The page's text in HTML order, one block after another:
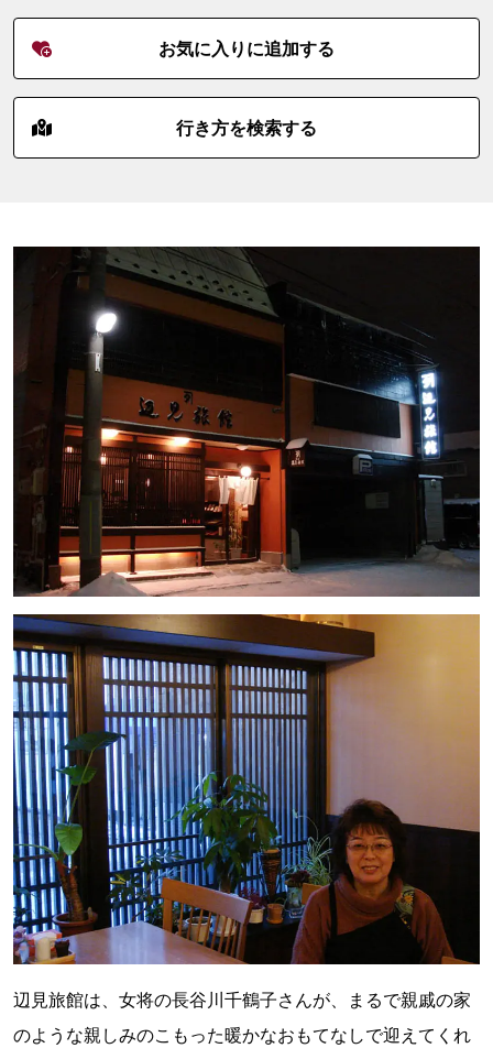
お気に入りに追加する
行き方を検索する
辺見旅館は、女将の長谷川千鶴子さんが、まるで親戚の家
のような親しみのこもった暖かなおもてなしで迎えてくれ